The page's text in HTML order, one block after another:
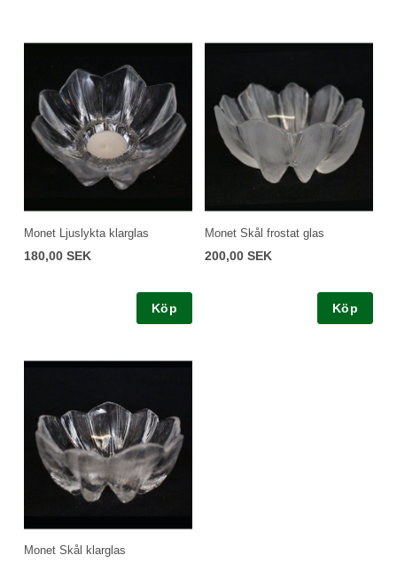
Monet Ljuslykta klarglas
180,00 SEK
Köp
Monet Skål frostat glas
200,00 SEK
Köp
Monet Skål klarglas